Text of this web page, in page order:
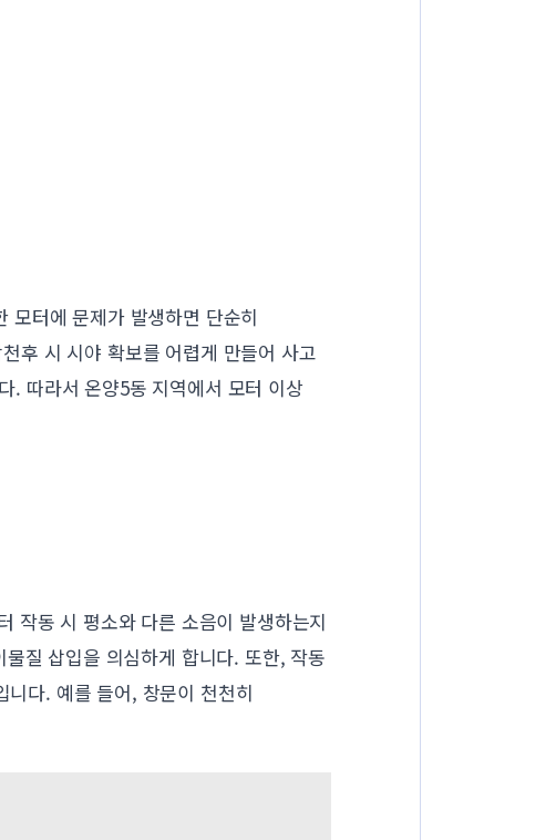
모터에 문제가 발생하면 단순히
후 시 시야 확보를 어렵게 만들어 사고
. 따라서 온양5동 지역에서 모터 이상
작동 시 평소와 다른 소음이 발생하는지
물질 삽입을 의심하게 합니다. 또한, 작동
다. 예를 들어, 창문이 천천히